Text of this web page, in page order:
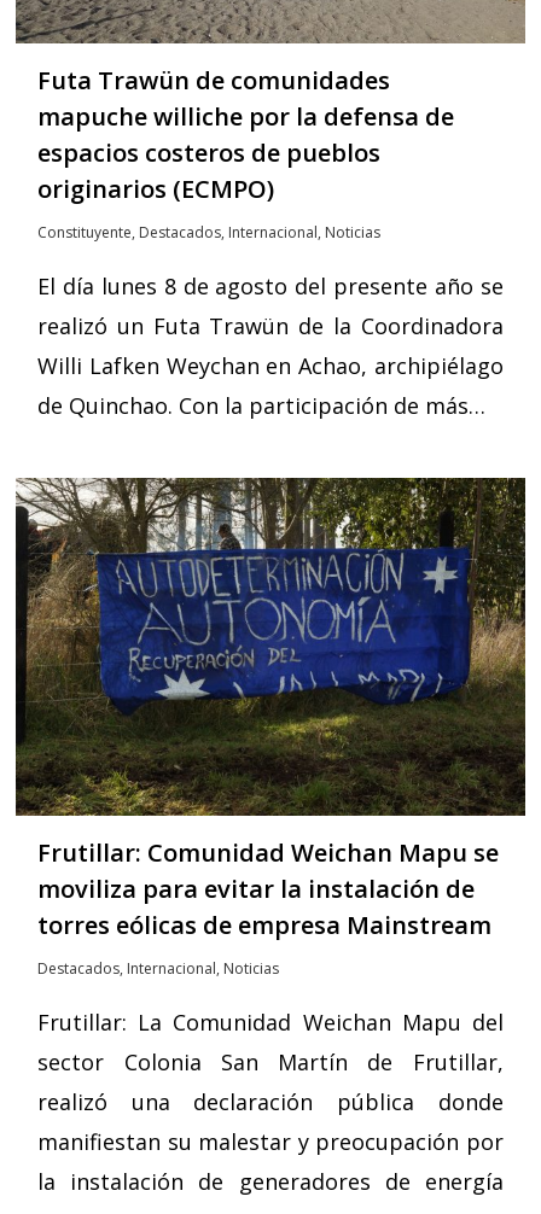
Futa Trawün de comunidades
mapuche williche por la defensa de
espacios costeros de pueblos
originarios (ECMPO)
Constituyente, Destacados, Internacional, Noticias
El día lunes 8 de agosto del presente año se
realizó un Futa Trawün de la Coordinadora
Willi Lafken Weychan en Achao, archipiélago
de Quinchao. Con la participación de más…
Frutillar: Comunidad Weichan Mapu se
moviliza para evitar la instalación de
torres eólicas de empresa Mainstream
Destacados, Internacional, Noticias
Frutillar: La Comunidad Weichan Mapu del
sector Colonia San Martín de Frutillar,
realizó una declaración pública donde
manifiestan su malestar y preocupación por
la instalación de generadores de energía